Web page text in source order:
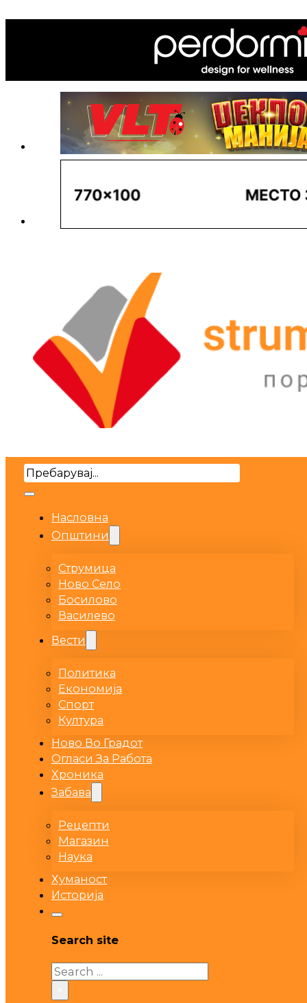
Search
Насловна
Општини
Струмица
Ново Село
Босилово
Василево
Вести
Политика
Економија
Спорт
Култура
Ново Во Градот
Огласи За Работа
Хроника
Забава
Рецепти
Магазин
Наука
Хуманост
Историја
Search site
Search